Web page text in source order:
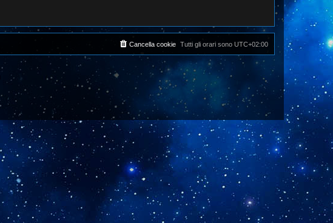
Tutti gli orari sono UTC+02:00
Cancella cookie